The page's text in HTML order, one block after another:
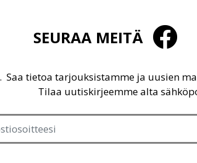
SEURAA MEITÄ
tietoa tarjouksistamme ja uusien
Tilaa uutiskirjeemme alta